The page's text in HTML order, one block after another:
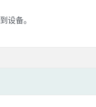
设备。